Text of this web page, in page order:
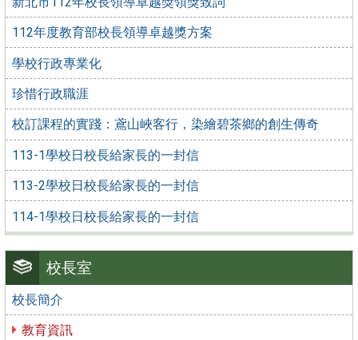
112年度教育部校長領導卓越獎方案
學校行政專業化
珍惜行政職涯
校訂課程的實踐：鳶山峽客行，染繪碧茶鄉的創生傳奇
113-1學校日校長給家長的一封信
113-2學校日校長給家長的一封信
114-1學校日校長給家長的一封信
校長室
校長簡介
教育資訊